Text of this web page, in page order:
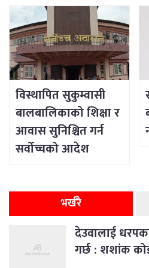
विस्थापित सुकुम्वासी
बालबालिकाको शिक्षा र
आवास सुनिश्चित गर्न
सर्वोच्चको आदेश
भर्खरै
देउवालाई
गर्छ : शशांक